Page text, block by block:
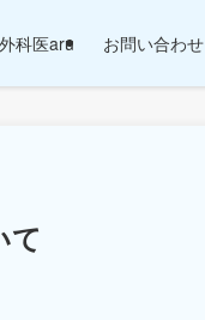
外科医aru お問い合わせ
て